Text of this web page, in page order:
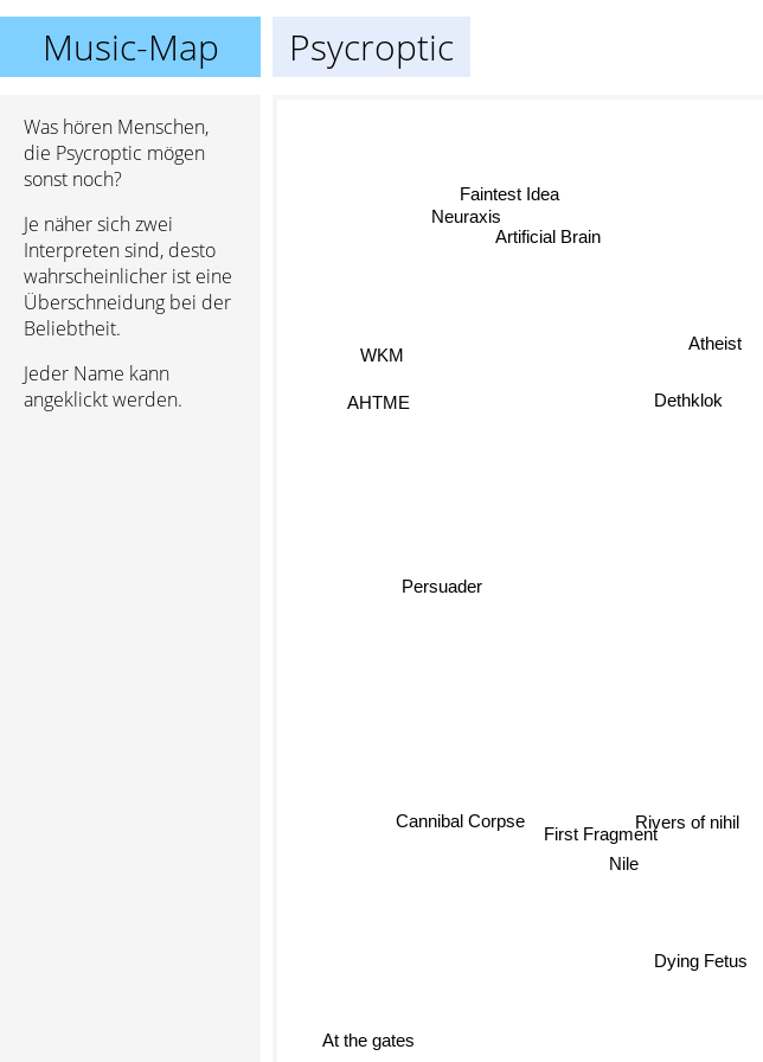
Music-Map Psycroptic
Was hören Menschen,
die Psycroptic mögen
sonst noch?
Je näher sich zwei
Interpreten sind, desto
wahrscheinlicher ist eine
Überschneidung bei der
Beliebtheit.
Jeder Name kann
angeklickt werden.
Dethklok
Rivers of nihil
Persuader
Dying Fetus
Nile
Atheist
First Fragment
AHTME
Artificial Brain
Neuraxis
Cannibal Corpse
WKM
At the gates
Faintest Idea